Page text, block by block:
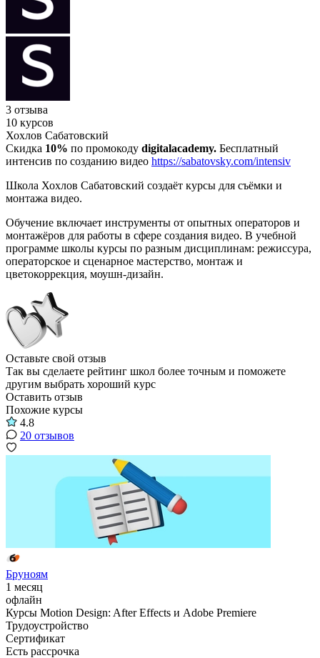
3 отзыва
10 курсов
Хохлов Сабатовский
Скидка 10% по промокоду digitalacademy. Бесплатный
интенсив по созданию видео https://sabatovsky.com/intensiv
Школа Хохлов Сабатовский создаёт курсы для съёмки и
монтажа видео.
Обучение включает инструменты от опытных операторов и
монтажёров для работы в сфере создания видео. В учебной
программе школы курсы по разным дисциплинам: режиссура,
операторское и сценарное мастерство, монтаж и
цветокоррекция, моушн-дизайн.
Оставьте свой отзыв
Так вы сделаете рейтинг школ более точным и поможете
другим выбрать хороший курс
Оставить отзыв
Похожие курсы
4.8
20 отзывов
Бруноям
1 месяц
офлайн
Курсы Motion Design: After Effects и Adobe Premiere
Трудоустройство
Сертификат
Есть рассрочка